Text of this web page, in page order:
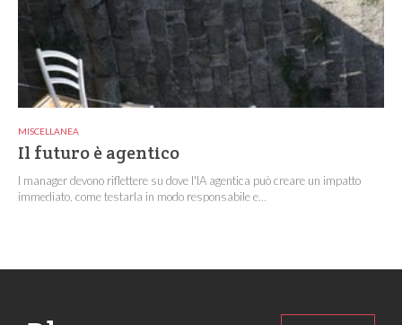
MISCELLANEA
Il futuro è agentico
I manager devono riflettere su dove l'IA agentica può creare un impatto
immediato, come testarla in modo responsabile e...